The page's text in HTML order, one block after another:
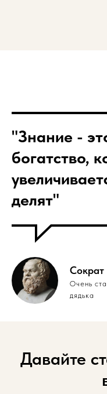
"Знание -
богатство,
делят"
Сократ
Очень
дядька
Давайте